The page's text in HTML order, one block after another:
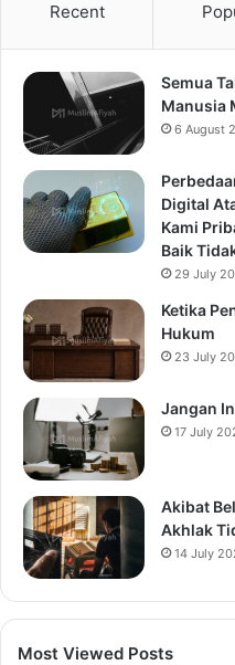
Recent
Semua
Manusia
6 August
Digital
Kami
Baik
29 July
Ketika
Hukum
23 July
Jangan
17 July
Akibat
Akhlak
14 July
Most Viewed Posts